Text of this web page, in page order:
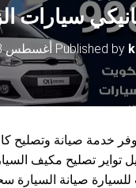
سيارات
Published by أغسطس 8, 2021
خدمة صيانة وتصليح
تواير تصليح مكيف
للسيارة صيانة السيارة